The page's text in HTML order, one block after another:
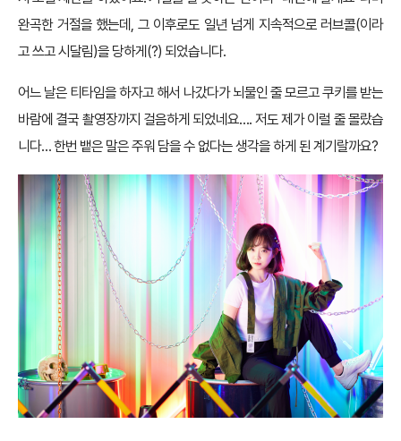
완곡한 거절을 했는데, 그 이후로도 일년 넘게 지속적으로 러브콜(이라
고 쓰고 시달림)을 당하게(?) 되었습니다.
어느 날은 티타임을 하자고 해서 나갔다가 뇌물인 줄 모르고 쿠키를 받는
바람에 결국 촬영장까지 걸음하게 되었네요…. 저도 제가 이럴 줄 몰랐습
니다… 한번 뱉은 말은 주워 담을 수 없다는 생각을 하게 된 계기랄까요?